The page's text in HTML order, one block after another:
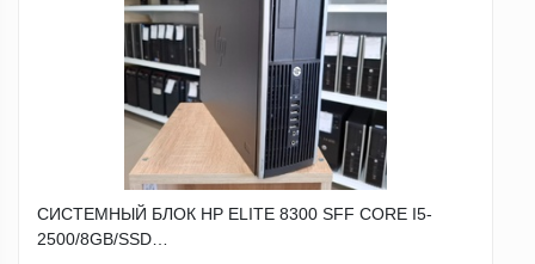
СИСТЕМНЫЙ БЛОК HP ELITE 8300 SFF CORE I5-
2500/8GB/SSD…